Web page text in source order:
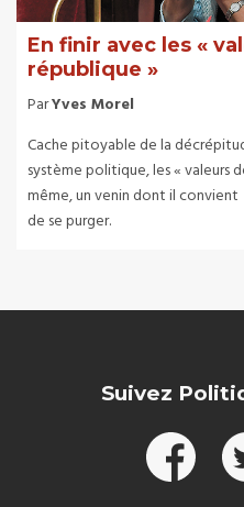
En finir avec les «
république »
ParYves Morel
Cache pitoyable de la
système politique, les « valeurs
même, un venin dont il convient
de se purger.
Suivez